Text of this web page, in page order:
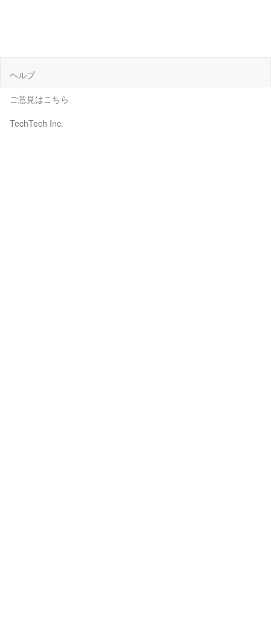
ヘルプ
ご意見はこちら
TechTech Inc.